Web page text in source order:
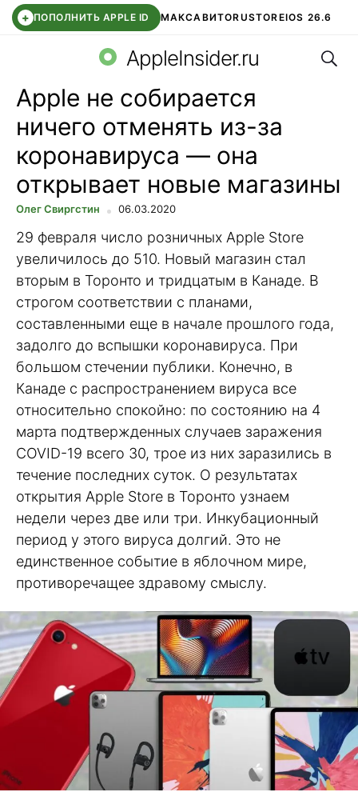
+ ПОПОЛНИТЬ APPLE ID МАКСАВИТОRUSTOREIOS 26.6
СБЕР КИДС ВТБ ОНЛАЙН ЧАТ В ROBLOX
AppleInsider.ru
Apple не собирается
ничего отменять из-за
коронавируса — она
открывает новые магазины
Олег Свиргстин 06.03.2020
29 февраля число розничных Apple Store
увеличилось до 510. Новый магазин стал
вторым в Торонто и тридцатым в Канаде. В
строгом соответствии с планами,
составленными еще в начале прошлого года,
задолго до вспышки коронавируса. При
большом стечении публики. Конечно, в
Канаде с распространением вируса все
относительно спокойно: по состоянию на 4
марта подтвержденных случаев заражения
COVID-19 всего 30, трое из них заразились в
течение последних суток. О результатах
открытия Apple Store в Торонто узнаем
недели через две или три. Инкубационный
период у этого вируса долгий. Это не
единственное событие в яблочном мире,
противоречащее здравому смыслу.